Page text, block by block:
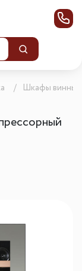
Шкафы винные